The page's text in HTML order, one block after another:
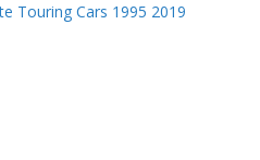
Touring Cars 1995 2019